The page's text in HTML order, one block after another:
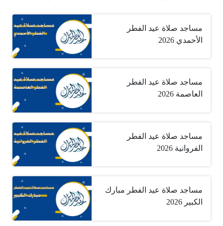
مساجد صلاة عيد الفطر
الأحمدي 2026
مساجد صلاة عيد الفطر
العاصمة 2026
مساجد صلاة عيد الفطر
الفروانية 2026
مساجد صلاة عيد الفطر مبارك
الكبير 2026